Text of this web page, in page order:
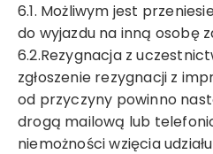
6.1. Możliwym jest
do wyjazdu na inną osobę
6.2.Rezygnacja z
zgłoszenie rezygnacji z
od przyczyny powinno
drogą mailową lub
niemożności wzięcia